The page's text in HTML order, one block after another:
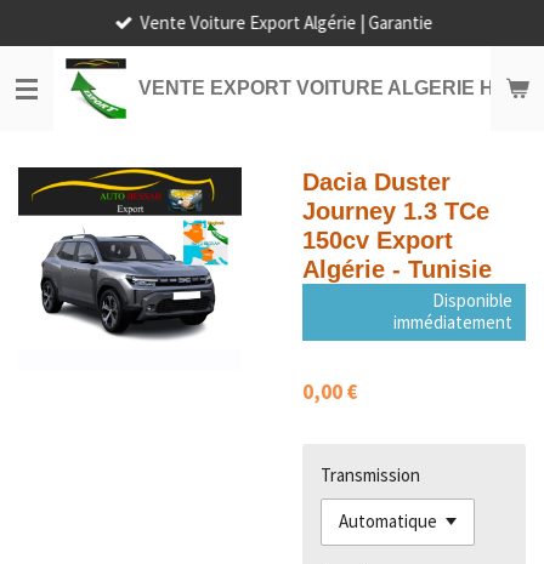
au
contenu
principal
VENTE EXPORT VOITURE ALGERIE HORS
Vente Voiture Export Algérie | Garantie
Dacia Duster
Journey 1.3 TCe
150cv Export
Algérie - Tunisie
Disponible
immédiatement
0,00 €
Transmission